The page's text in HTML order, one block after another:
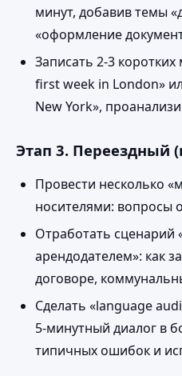
минут, добавив темы
«оформление
Записать 2‑3
first week in London»
New York»,
Этап 3. Переездный
Провести несколько
носителями: вопросы
Отработать сценарий
арендодателем»: как
договоре,
Сделать «language
5‑минутный диалог в
типичных ошибок и